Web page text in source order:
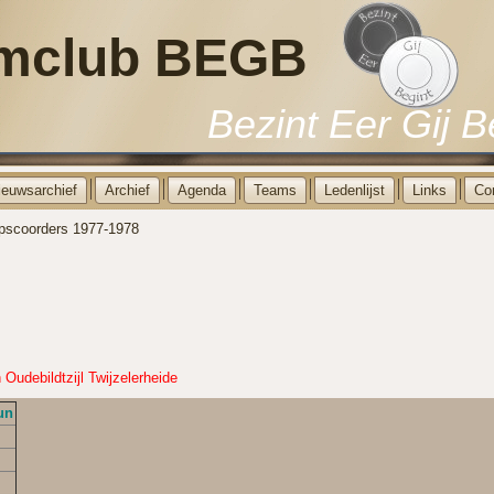
Bezint Eer Gij
BEGB
Archief Agenda Teams Ledenlijst Links
1977-1978
Twijzelerheide